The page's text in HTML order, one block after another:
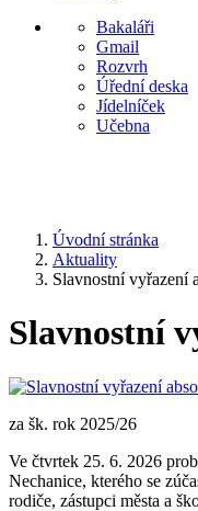
Bakaláři
Gmail
Rozvrh
Úřední deska
Jídelníček
Učebna
Úvodní stránka
Aktuality
Slavnostní vyřazení
Slavnostní
za šk. rok 2025/26
Ve čtvrtek 25. 6. 2026
Nechanice, kterého se
rodiče, zástupci města a